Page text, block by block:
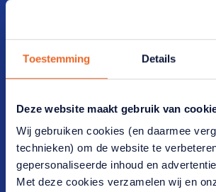
Toestemming Details
Deze website maakt gebruik van
Wij gebruiken cookies (en daarmee
technieken) om de website te
gepersonaliseerde inhoud en
Met deze cookies verzamelen wij en
Vrijwilligers(werk)
Werken bij ANBO-PCOB
Lidmaatschap